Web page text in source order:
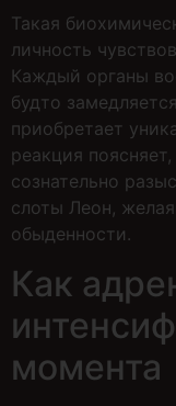
Такая
личность
Каждый органы
будто
приобретает
реакция
сознательно
слоты Леон,
обыденности.
Как
момента